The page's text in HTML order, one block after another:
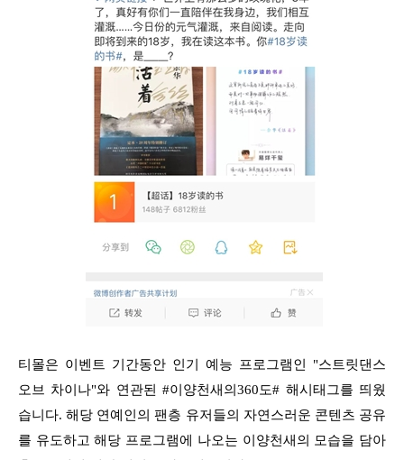
티몰은 이벤트 기간동안 인기 예능 프로그램인 "스트릿댄스
오브 차이나"와 연관된 #이양천새의360도# 해시태그를 띄웠
습니다. 해당 연예인의 팬층 유저들의 자연스러운 콘텐츠 공유
를 유도하고 해당 프로그램에 나오는 이양천새의 모습을 담아